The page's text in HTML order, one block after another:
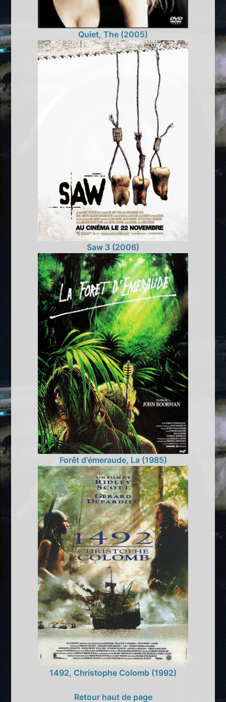
Quiet, The (2005)
Saw 3 (2006)
Forêt d'émeraude, La (1985)
1492, Christophe Colomb (1992)
Retour haut de page